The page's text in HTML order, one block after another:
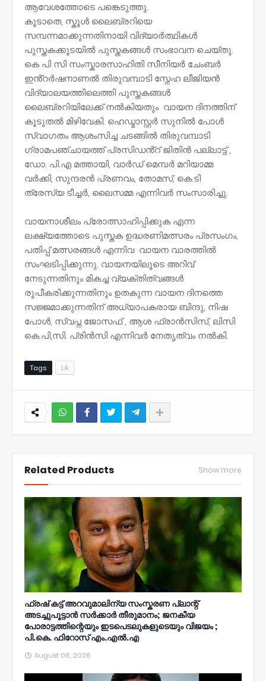
ആവേശത്തോടെ പങ്കെടുത്തു.
കൂടാതെ, സ്കൂൾ ലൈബ്രറിയെ
സമ്പന്നമാക്കുന്നതിനായി വിദ്യാർത്ഥികൾ
പുസ്തകക്കൂടയിൽ പുസ്തകങ്ങൾ സംഭാവന ചെയ്തു.
കെ പി സി സംസ്കാരസാഹിതി സീനിയർ ചേംബർ
ഇൻ്റർഷനാണൽ തിരുവമ്പാടി സ്നേഹ ലീജിയൻ
വിദ്യാലയത്തിലെത്തി പുസ്തകങ്ങൾ
ലൈബ്രറിയിലേക്ക് നൽകിയതും വായന ദിനത്തിന്
കൂടുതൽ മിഴിവേകി. ഹെഡ്മാസ്റ്റർ സുനിൽ പോൾ
സ്വാഗതം ആശംസിച്ച ചടങ്ങിൽ തിരുവമ്പാടി
ഗ്രാമപഞ്ചായത്ത് പ്രസിഡൻ്റ് ജിതിൻ പല്ലാട്ട് ,
ഡോ. പി.എ മത്തായി, വാർഡ് മെമ്പർ മറിയാമ്മ
വർക്കി, സുന്ദരൻ പ്രണവം, തോമസ്, കെ.ടി
ത്രേസ്യ ടീച്ചർ, ലൈസമ്മ എന്നിവർ സംസാരിച്ചു.
വായനാശീലം പ്രോത്സാഹിപ്പിക്കുക എന്ന
ലക്ഷ്യത്തോടെ പുസ്തക ഉദ്ധരണിമത്സരം പ്രസംഗം,
പതിപ്പ് മത്സരങ്ങൾ എന്നിവ വായന വാരത്തിൽ
സംഘടിപ്പിക്കുന്നു. വായനയിലൂടെ അറിവ്
നേടുന്നതിനും മികച്ച വ്യക്തിത്വങ്ങൾ
രൂപീകരിക്കുന്നതിനും ഉതകുന്ന വായന ദിനത്തെ
സജ്ജമാക്കുന്നതിന് അധ്യാപകരായ ബിന്ദു, നിഷ
പോൾ, സ്വപ്ന ജോസഫ് , ആശ ഫ്രാൻസിസ്, ലിസി
കെ.പി,സി. പ്രിൻസി എന്നിവർ നേതൃത്വം നൽകി.
Tags LA
Related Products Show more
ഫ്രഷ് കട്ട് അറവുമാലിന്യ സംസ്കരണ പ്ലാന്റ്
അടച്ചുപൂട്ടാൻ സർക്കാർ തീരുമാനം; ജനകീയ
പോരാട്ടത്തിന്റെയും ഇടപെടലുകളുടെയും വിജയം ;
പി.കെ. ഫിറോസ് എം.എൽ‍.എ
August 06, 2026